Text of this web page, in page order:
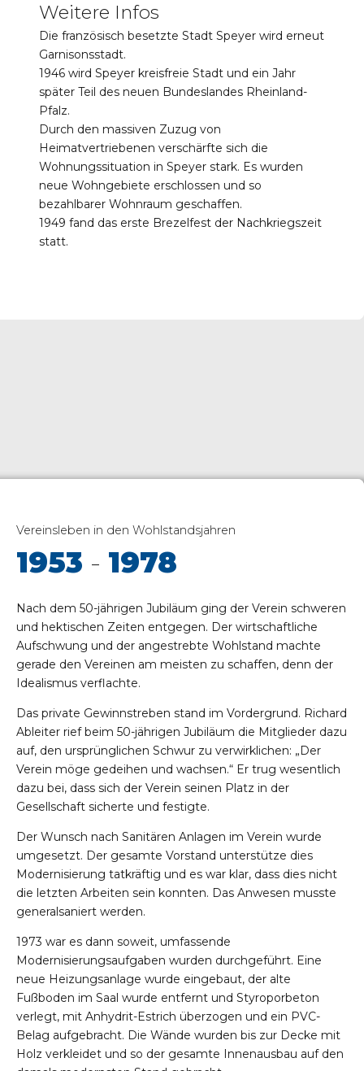
Weitere Infos
Die französisch besetzte Stadt Speyer wird erneut
Garnisonsstadt.
1946 wird Speyer kreisfreie Stadt und ein Jahr
später Teil des neuen Bundeslandes Rheinland-
Pfalz.
Durch den massiven Zuzug von
Heimatvertriebenen verschärfte sich die
Wohnungssituation in Speyer stark. Es wurden
neue Wohngebiete erschlossen und so
bezahlbarer Wohnraum geschaffen.
1949 fand das erste Brezelfest der Nachkriegszeit
statt.
Vereinsleben in den Wohlstandsjahren
1953 - 1978
Nach dem 50-jährigen Jubiläum ging der Verein schweren
und hektischen Zeiten entgegen. Der wirtschaftliche
Aufschwung und der angestrebte Wohlstand machte
gerade den Vereinen am meisten zu schaffen, denn der
Idealismus verflachte.
Das private Gewinnstreben stand im Vordergrund. Richard
Ableiter rief beim 50-jährigen Jubiläum die Mitglieder dazu
auf, den ursprünglichen Schwur zu verwirklichen: „Der
Verein möge gedeihen und wachsen.“ Er trug wesentlich
dazu bei, dass sich der Verein seinen Platz in der
Gesellschaft sicherte und festigte.
Der Wunsch nach Sanitären Anlagen im Verein wurde
umgesetzt. Der gesamte Vorstand unterstütze dies
Modernisierung tatkräftig und es war klar, dass dies nicht
die letzten Arbeiten sein konnten. Das Anwesen musste
generalsaniert werden.
1973 war es dann soweit, umfassende
Modernisierungsaufgaben wurden durchgeführt. Eine
neue Heizungsanlage wurde eingebaut, der alte
Fußboden im Saal wurde entfernt und Styroporbeton
verlegt, mit Anhydrit-Estrich überzogen und ein PVC-
Belag aufgebracht. Die Wände wurden bis zur Decke mit
Holz verkleidet und so der gesamte Innenausbau auf den